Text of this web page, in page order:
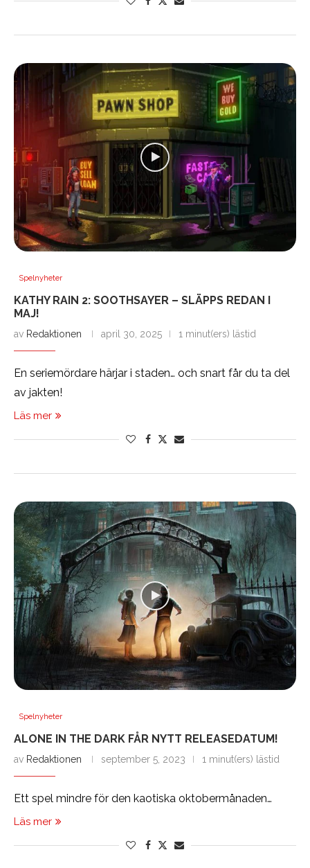
Spelnyheter
KATHY RAIN 2: SOOTHSAYER – SLÄPPS REDAN I
MAJ!
av Redaktionen april 30, 2025 1 minut(ers) lästid
En seriemördare härjar i staden… och snart får du ta del
av jakten!
Läs mer
Spelnyheter
ALONE IN THE DARK FÅR NYTT RELEASEDATUM!
av Redaktionen september 5, 2023 1 minut(ers) lästid
Ett spel mindre för den kaotiska oktobermånaden…
Läs mer